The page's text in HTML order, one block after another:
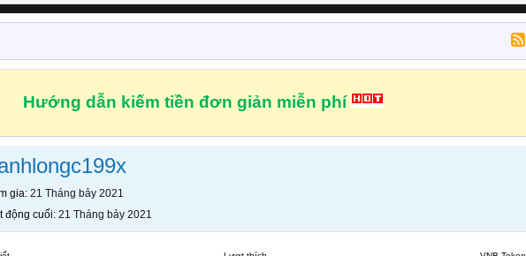
Hướng dẫn kiếm tiền đơn giản miễn phí
gia 21 Tháng bảy 2021
động cuối 21 Tháng bảy 2021